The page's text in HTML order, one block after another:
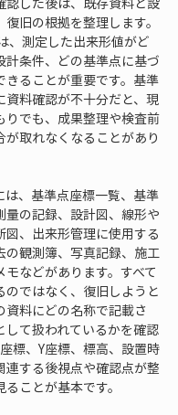
旧の根拠を整理します。
、測定した出来形値がど
計条件、どの基準点に基づ
きることが重要です。基準
資料確認が不十分だと、現
りでも、成果整理や検査前
が取れなくなることがあり
は、基準点座標一覧、基準
量の記録、設計図、線形や
図、出来形管理に使用する
の観測簿、写真記録、施工
などがあります。すべて
のではなく、復旧しようと
資料にどの名称で記載さ
して扱われているかを確認
標、Y座標、標高、設置時
連する後視点や確認点が整
ことが基本です。